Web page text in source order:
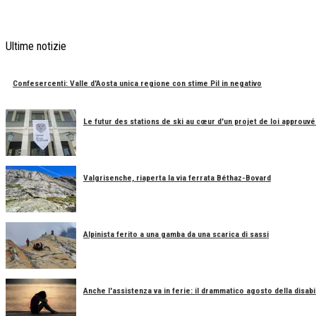
Ultime notizie
Confesercenti: Valle d'Aosta unica regione con stime Pil in negativo
Le futur des stations de ski au cœur d'un projet de loi approuvé
Valgrisenche, riaperta la via ferrata Béthaz-Bovard
Alpinista ferito a una gamba da una scarica di sassi
Anche l'assistenza va in ferie: il drammatico agosto della